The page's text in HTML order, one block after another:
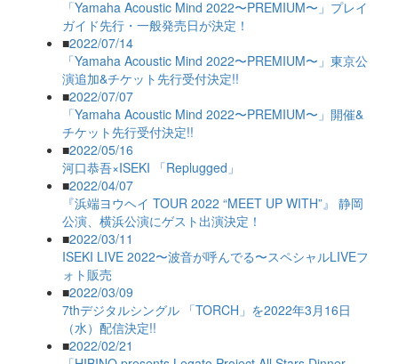
「Yamaha Acoustic Mind 2022〜PREMIUM〜」プレイ
ガイド先行・一般発売日が決定！
■2022/07/14
「Yamaha Acoustic Mind 2022〜PREMIUM〜」東京公
演追加&チケット先行受付決定!!
■2022/07/07
「Yamaha Acoustic Mind 2022〜PREMIUM〜」開催&
チケット先行受付決定!!
■2022/05/16
河口恭吾×ISEKI 「Replugged」
■2022/04/07
『浜端ヨウヘイ TOUR 2022 “MEET UP WITH”』 静岡
公演、横浜公演にゲスト出演決定！
■2022/03/11
ISEKI LIVE 2022〜波音が呼んでる〜スペシャルLIVEフ
ォト販売
■2022/03/09
7thデジタルシングル 「TORCH」を2022年3月16日
（水）配信決定!!
■2022/02/21